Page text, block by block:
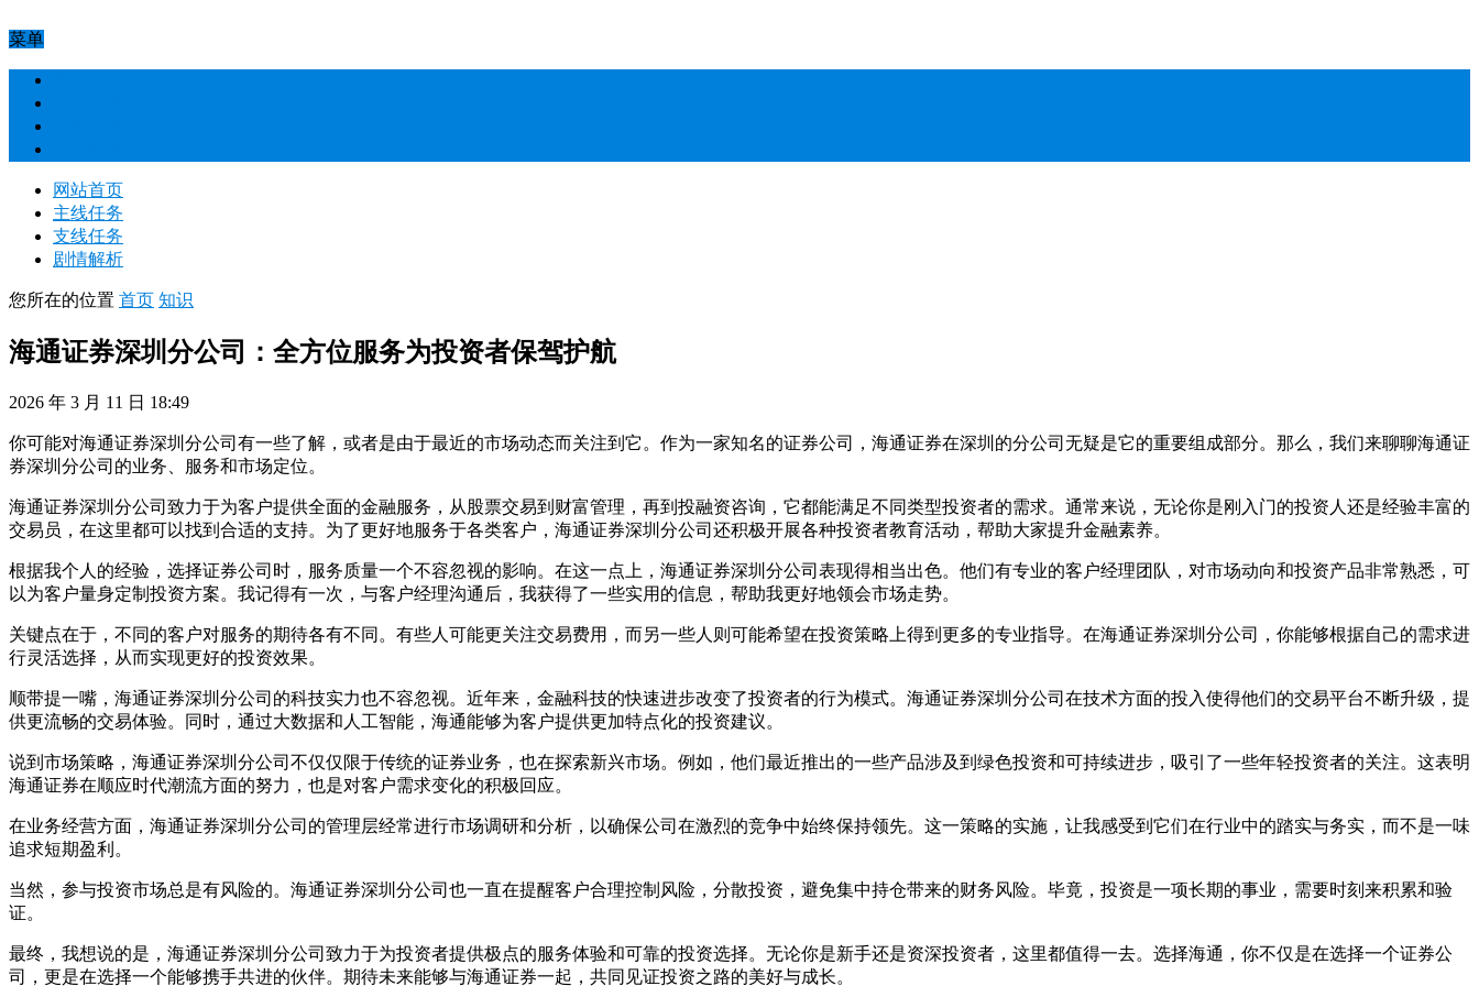
菜单
网站首页
主线任务
支线任务
剧情解析
您所在的位置 首页 知识
海通证券深圳分公司：全方位服务为投资者保驾护航
2026 年 3 月 11 日 18:49
你可能对海通证券深圳分公司有一些了解，或者是由于最近的市场动态而关注到它。作为一家知名的证券公司，海通证券在深圳的分公司无疑是它的重要组成部分。那么，我们来聊聊海通证
券深圳分公司的业务、服务和市场定位。
海通证券深圳分公司致力于为客户提供全面的金融服务，从股票交易到财富管理，再到投融资咨询，它都能满足不同类型投资者的需求。通常来说，无论你是刚入门的投资人还是经验丰富的
交易员，在这里都可以找到合适的支持。为了更好地服务于各类客户，海通证券深圳分公司还积极开展各种投资者教育活动，帮助大家提升金融素养。
根据我个人的经验，选择证券公司时，服务质量一个不容忽视的影响。在这一点上，海通证券深圳分公司表现得相当出色。他们有专业的客户经理团队，对市场动向和投资产品非常熟悉，可
以为客户量身定制投资方案。我记得有一次，与客户经理沟通后，我获得了一些实用的信息，帮助我更好地领会市场走势。
关键点在于，不同的客户对服务的期待各有不同。有些人可能更关注交易费用，而另一些人则可能希望在投资策略上得到更多的专业指导。在海通证券深圳分公司，你能够根据自己的需求进
行灵活选择，从而实现更好的投资效果。
顺带提一嘴，海通证券深圳分公司的科技实力也不容忽视。近年来，金融科技的快速进步改变了投资者的行为模式。海通证券深圳分公司在技术方面的投入使得他们的交易平台不断升级，提
供更流畅的交易体验。同时，通过大数据和人工智能，海通能够为客户提供更加特点化的投资建议。
说到市场策略，海通证券深圳分公司不仅仅限于传统的证券业务，也在探索新兴市场。例如，他们最近推出的一些产品涉及到绿色投资和可持续进步，吸引了一些年轻投资者的关注。这表明
海通证券在顺应时代潮流方面的努力，也是对客户需求变化的积极回应。
在业务经营方面，海通证券深圳分公司的管理层经常进行市场调研和分析，以确保公司在激烈的竞争中始终保持领先。这一策略的实施，让我感受到它们在行业中的踏实与务实，而不是一味
追求短期盈利。
当然，参与投资市场总是有风险的。海通证券深圳分公司也一直在提醒客户合理控制风险，分散投资，避免集中持仓带来的财务风险。毕竟，投资是一项长期的事业，需要时刻来积累和验
证。
最终，我想说的是，海通证券深圳分公司致力于为投资者提供极点的服务体验和可靠的投资选择。无论你是新手还是资深投资者，这里都值得一去。选择海通，你不仅是在选择一个证券公
司，更是在选择一个能够携手共进的伙伴。期待未来能够与海通证券一起，共同见证投资之路的美好与成长。